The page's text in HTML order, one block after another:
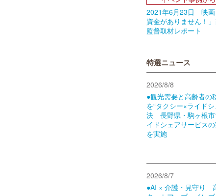
2021年6月23日 映画
資金がありません！
監督取材レポート
特選ニュース
2026/8/8
●観光需要と高齢者の
を“タクシー×ライド
決 長野県・駒ヶ根市
イドシェアサービス
を実施
2026/8/7
●AI × 介護・見守り